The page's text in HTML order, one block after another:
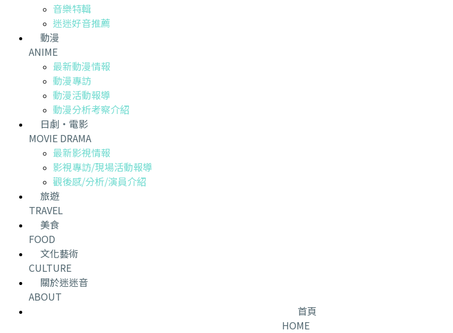
音樂特輯
迷迷好音推薦
動漫
ANIME
最新動漫情報
動漫專訪
動漫活動報導
動漫分析考察介紹
日劇・電影
MOVIE DRAMA
最新影視情報
影視專訪/現場活動報導
觀後感/分析/演員介紹
旅遊
TRAVEL
美食
FOOD
文化藝術
CULTURE
關於迷迷音
ABOUT
首頁
HOME